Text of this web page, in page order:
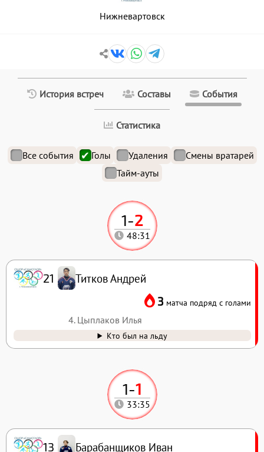
Нижневартовск
История встреч Составы События
Статистика
Все события Голы Удаления
Смены вратарей
Тайм-ауты
1-1
33:35
13 Барабанщиков Иван
1-2
48:31
21 Титков Андрей
3 матча подряд с голами
4. Цыплаков Илья
Кто был на льду